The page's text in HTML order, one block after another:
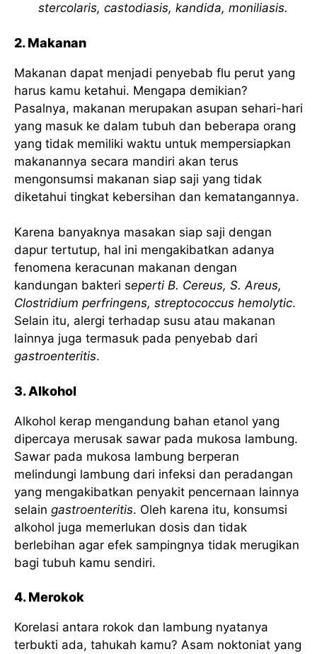
stercolaris, castodiasis, kandida, moniliasis.
2. Makanan
Makanan dapat menjadi penyebab flu perut yang
harus kamu ketahui. Mengapa demikian?
Pasalnya, makanan merupakan asupan sehari-hari
yang masuk ke dalam tubuh dan beberapa orang
yang tidak memiliki waktu untuk mempersiapkan
makanannya secara mandiri akan terus
mengonsumsi makanan siap saji yang tidak
diketahui tingkat kebersihan dan kematangannya.
Karena banyaknya masakan siap saji dengan
dapur tertutup, hal ini mengakibatkan adanya
fenomena keracunan makanan dengan
kandungan bakteri seperti B. Cereus, S. Areus,
Clostridium perfringens, streptococcus hemolytic.
Selain itu, alergi terhadap susu atau makanan
lainnya juga termasuk pada penyebab dari
gastroenteritis.
3. Alkohol
Alkohol kerap mengandung bahan etanol yang
dipercaya merusak sawar pada mukosa lambung.
Sawar pada mukosa lambung berperan
melindungi lambung dari infeksi dan peradangan
yang mengakibatkan penyakit pencernaan lainnya
selain gastroenteritis. Oleh karena itu, konsumsi
alkohol juga memerlukan dosis dan tidak
berlebihan agar efek sampingnya tidak merugikan
bagi tubuh kamu sendiri.
4. Merokok
Korelasi antara rokok dan lambung nyatanya
terbukti ada, tahukah kamu? Asam noktoniat yang